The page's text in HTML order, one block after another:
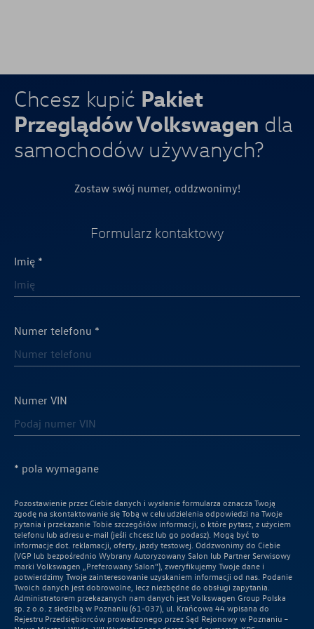
Chcesz kupić Pakiet
Przeglądów Volkswagen dla
samochodów używanych?
Zostaw swój numer, oddzwonimy!
Formularz kontaktowy
Imię *
Numer telefonu *
Numer VIN
* pola wymagane
Pozostawienie przez Ciebie danych i wysłanie formularza oznacza Twoją
zgodę na skontaktowanie się Tobą w celu udzielenia odpowiedzi na Twoje
pytania i przekazanie Tobie szczegółów informacji, o które pytasz, z użyciem
telefonu lub adresu e-mail (jeśli chcesz lub go podasz). Mogą być to
informacje dot. reklamacji, oferty, jazdy testowej. Oddzwonimy do Ciebie
(VGP lub bezpośrednio Wybrany Autoryzowany Salon lub Partner Serwisowy
marki Volkswagen „Preferowany Salon”), zweryfikujemy Twoje dane i
potwierdzimy Twoje zainteresowanie uzyskaniem informacji od nas. Podanie
Twoich danych jest dobrowolne, lecz niezbędne do obsługi zapytania.
Administratorem przekazanych nam danych jest Volkswagen Group Polska
sp. z o.o. z siedzibą w Poznaniu (61-037), ul. Krańcowa 44 wpisana do
Rejestru Przedsiębiorców prowadzonego przez Sąd Rejonowy w Poznaniu –